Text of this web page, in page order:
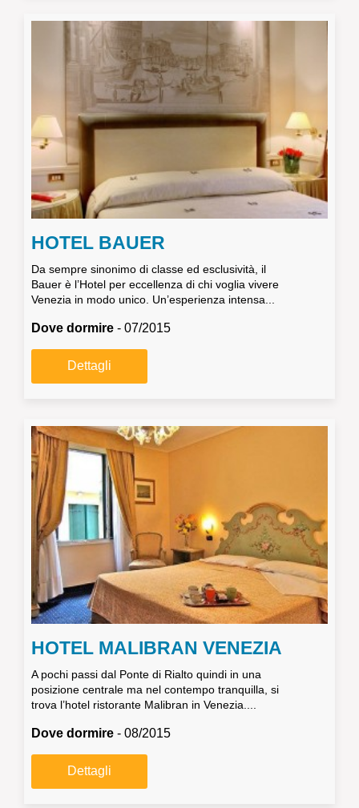
HOTEL BAUER
Da sempre sinonimo di classe ed esclusività, il
Bauer è l’Hotel per eccellenza di chi voglia vivere
Venezia in modo unico. Un’esperienza intensa...
Dove dormire - 07/2015
Dettagli
HOTEL MALIBRAN VENEZIA
A pochi passi dal Ponte di Rialto quindi in una
posizione centrale ma nel contempo tranquilla, si
trova l’hotel ristorante Malibran in Venezia....
Dove dormire - 08/2015
Dettagli